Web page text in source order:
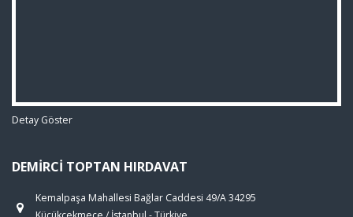
Detay Göster
DEMIRCI TOPTAN HIRDAVAT
Kemalpaşa Mahallesi Bağlar Caddesi 49/A 34295